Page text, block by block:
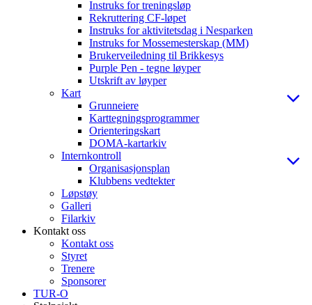
Instruks for treningsløp
Rekruttering CF-løpet
Instruks for aktivitetsdag i Nesparken
Instruks for Mossemesterskap (MM)
Brukerveiledning til Brikkesys
Purple Pen - tegne løyper
Utskrift av løyper
Kart
Grunneiere
Karttegningsprogrammer
Orienteringskart
DOMA-kartarkiv
Internkontroll
Organisasjonsplan
Klubbens vedtekter
Løpstøy
Galleri
Filarkiv
Kontakt oss
Kontakt oss
Styret
Trenere
Sponsorer
TUR-O